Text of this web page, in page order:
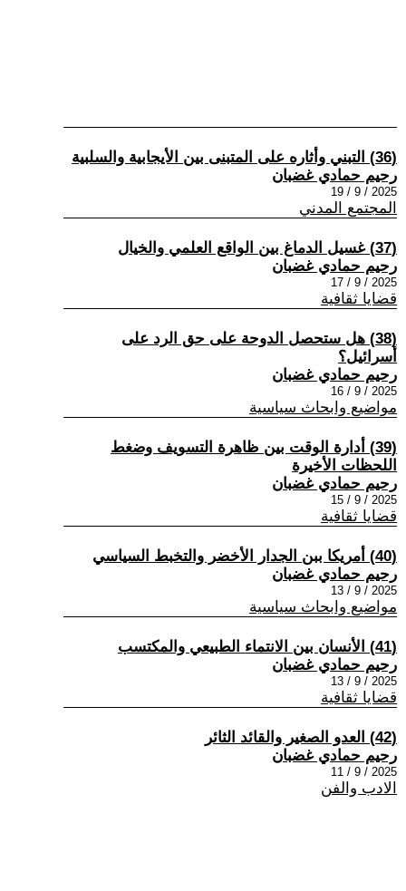
(36) التبني وأثاره على المتبنى بين الأيجابية والسلبية
رحيم حمادي غضبان
2025 / 9 / 19
المجتمع المدني
(37) غسيل الدماغ بين الواقع العلمي والخيال
رحيم حمادي غضبان
2025 / 9 / 17
قضايا ثقافية
(38) هل ستحصل الدوحة على حق الرد على
أسرائيل؟
رحيم حمادي غضبان
2025 / 9 / 16
مواضيع وابحاث سياسية
(39) أدارة الوقت بين ظاهرة التسويف وضغط
اللحظات الأخيرة
رحيم حمادي غضبان
2025 / 9 / 15
قضايا ثقافية
(40) أمريكا ببن الجدار الأخضر والتخبط السياسي
رحيم حمادي غضبان
2025 / 9 / 13
مواضيع وابحاث سياسية
(41) الأنسان بين الانتماء الطبيعي والمكتسب
رحيم حمادي غضبان
2025 / 9 / 13
قضايا ثقافية
(42) العدو الصغير والقائد الثائر
رحيم حمادي غضبان
2025 / 9 / 11
الادب والفن